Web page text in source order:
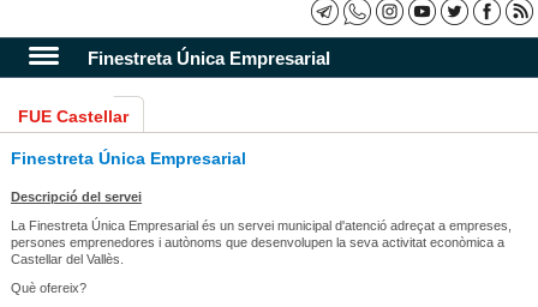
Finestreta Única Empresarial
FUE Castellar
Finestreta Única Empresarial
Descripció del servei
La Finestreta Única Empresarial és un servei municipal d'atenció adreçat a empreses,
persones emprenedores i autònoms que desenvolupen la seva activitat econòmica a
Castellar del Vallès.
Què ofereix?